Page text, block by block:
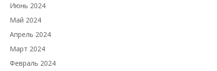
Июнь 2024
Май 2024
Апрель 2024
Март 2024
Февраль 2024